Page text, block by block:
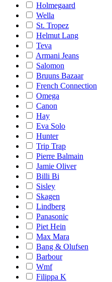
Holmegaard
Wella
St. Tropez
Helmut Lang
Teva
Armani Jeans
Salomon
Bruuns Bazaar
French Connection
Omega
Canon
Hay
Eva Solo
Hunter
Trip Trap
Pierre Balmain
Jamie Oliver
Billi Bi
Sisley
Skagen
Lindberg
Panasonic
Piet Hein
Max Mara
Bang & Olufsen
Barbour
Wmf
Filippa K